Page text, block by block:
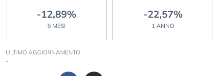
-12,89%
6 MESI
-22,57%
1 ANNO
ULTIMO AGGIORNAMENTO
-